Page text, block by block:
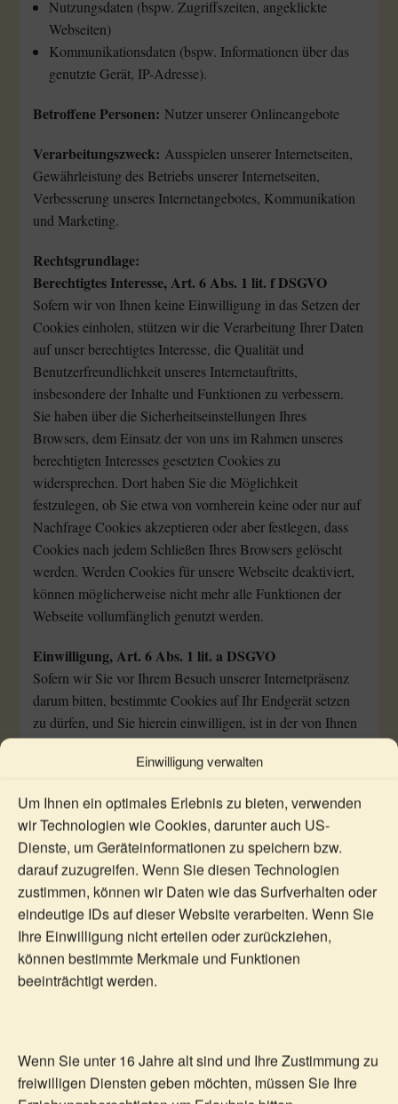
Einwilligung verwalten
Um Ihnen ein optimales Erlebnis zu bieten, verwenden
wir Technologien wie Cookies, darunter auch US-
Dienste, um Geräteinformationen zu speichern bzw.
darauf zuzugreifen. Wenn Sie diesen Technologien
zustimmen, können wir Daten wie das Surfverhalten oder
eindeutige IDs auf dieser Website verarbeiten. Wenn Sie
Ihre Einwilligung nicht erteilen oder zurückziehen,
können bestimmte Merkmale und Funktionen
beeinträchtigt werden.
Wenn Sie unter 16 Jahre alt sind und Ihre Zustimmung zu
freiwilligen Diensten geben möchten, müssen Sie Ihre
Nutzungsdaten (bspw. Zugriffszeiten, angeklickte
Webseiten)
Kommunikationsdaten (bspw. Informationen über das
genutzte Gerät, IP-Adresse).
Betroffene Personen: Nutzer unserer Onlineangebote
Verarbeitungszweck: Ausspielen unserer Internetseiten,
Gewährleistung des Betriebs unserer Internetseiten,
Verbesserung unseres Internetangebotes, Kommunikation
und Marketing.
Rechtsgrundlage:
Berechtigtes Interesse, Art. 6 Abs. 1 lit. f DSGVO
Sofern wir von Ihnen keine Einwilligung in das Setzen der
Cookies einholen, stützen wir die Verarbeitung Ihrer Daten
auf unser berechtigtes Interesse, die Qualität und
Benutzerfreundlichkeit unseres Internetauftritts,
insbesondere der Inhalte und Funktionen zu verbessern.
Sie haben über die Sicherheitseinstellungen Ihres
Browsers, dem Einsatz der von uns im Rahmen unseres
berechtigten Interesses gesetzten Cookies zu
widersprechen. Dort haben Sie die Möglichkeit
festzulegen, ob Sie etwa von vornherein keine oder nur auf
Nachfrage Cookies akzeptieren oder aber festlegen, dass
Cookies nach jedem Schließen Ihres Browsers gelöscht
werden. Werden Cookies für unsere Webseite deaktiviert,
können möglicherweise nicht mehr alle Funktionen der
Webseite vollumfänglich genutzt werden.
Einwilligung, Art. 6 Abs. 1 lit. a DSGVO
Sofern wir Sie vor Ihrem Besuch unserer Internetpräsenz
darum bitten, bestimmte Cookies auf Ihr Endgerät setzen
zu dürfen, und Sie hierein einwilligen, ist in der von Ihnen
erteilten Einwilligung die Rechtsgrundlage zu sehen. Wir
informieren Sie im Rahmen der Einwilligung darüber,
Einwilligung nicht erteilen, setzen sich lediglich die
sogenannten technisch notwendigen Cookies, die für den
ordnungsgemäßen Betrieb unserer Internetseiten sowie
deren Darstellung in Ihrem Browser erforderlich sind.
Sofern Sie in das Setzen von Cookies eingewilligt haben,
haben die jederzeitige Möglichkeit, uns gegenüber der
erteilten Einwilligung zu widerrufen.
Webhosting
gespeichert und für den Abruf im Internet verfügbar
gemacht werden (Hosting). Hierbei können von dem